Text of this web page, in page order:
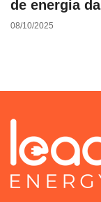
de energia
08/10/2025